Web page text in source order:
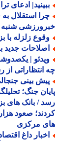
ادعای
استقلال به
شنبه را
زلزله با بزرگای 4.6 در
جدید
|
از رسانه ها و
صعود هزار
مرکزی
داغ اقتصاد